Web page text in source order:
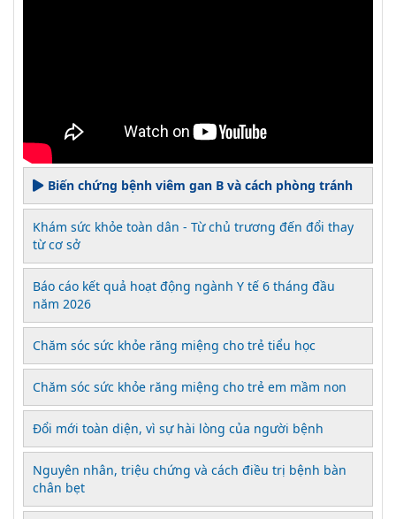
Biến chứng bệnh viêm gan B và cách phòng tránh
Khám sức khỏe toàn dân - Từ chủ trương đến đổi thay
từ cơ sở
Báo cáo kết quả hoạt động ngành Y tế 6 tháng đầu
năm 2026
Chăm sóc sức khỏe răng miệng cho trẻ tiểu học
Chăm sóc sức khỏe răng miệng cho trẻ em mầm non
Đổi mới toàn diện, vì sự hài lòng của người bệnh
Nguyên nhân, triệu chứng và cách điều trị bệnh bàn
chân bẹt